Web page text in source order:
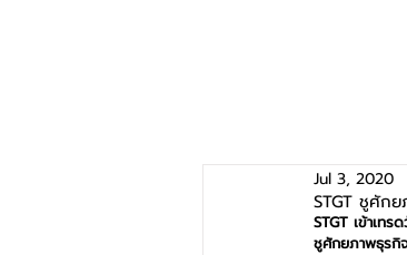
STGT ชูศัก
Jul 3, 2020
STGT เข้าเท
ชูศักยภาพธุรกิ